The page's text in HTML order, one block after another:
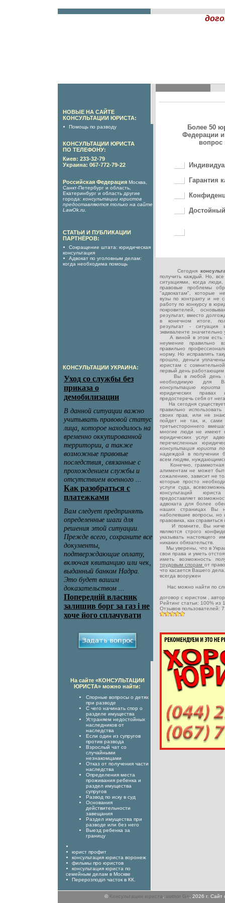
НОВЫЕ НА САЙТЕ
КОНСУЛЬТАЦИИ ЮРИСТА:
Помощь по разводу
КОНСУЛЬТАЦИИ ЮРИСТА
ПО ТЕЛЕФОНУ:
Киев: 233-32-79
Украина: 067-772-79-22
Российская Федерация Москва,
Санкт-Петербург и область,
Екатеринбург и область другие
города: консультации юристов
предоставляются только на сайте
LawOk.ru
СТАТЬИ И ПУБЛИКАЦИИ
ПАРТНЁРОВ:
Сокращение штата: юридическая
консультация
Адвокат по уголовным делам:
когда необходима помощь
КОНСУЛЬТАЦИИ УКРАИНА:
Более 50
Федерации
вопрос
Гарантия
Сегодня
получить каждый. Но,
ситуациями, когда
правовые проблемы
"адвокатам", которые
вузы по контракту и не
работу по конкурсу в
покровителей,
результат, вместо
в конечном итоге,
результат -
эквиваленте значительно
А виной в этом есть
неумение правильно
правильно
норму. Но исправлять
прошло, деньги
юристам с
первый день работающим
Вы в любой день
необходимую для
консультацию
юридических правах
предостеречь себя от
На сегодня
правильно
своих прав, или не
пойдет не так, и, сами
третьестороннего
многие люди не имеют
юридических услуг
перечисленных
консультация юриста
надеждой в получении
всем людям,
Конечно, граммотная и
алиментам не может
сожалению, зависит не
которые просто
услуги суда,
консультаций
предоставляет
адвоката для более
наших страницах Вы
наболевшие вопросы, но
правовика, как
И помните, Вы
являются строго
указывать настоящего
никаких обязательств.
Мы уверены, что в
свои права и уметь
иметь возможность
трудовым спорам от
что касается Вашего
всегда вооружен
Нас можно найти по
договор с юристом
,
Рейтинг статьи: 100% из
Отзывов пользователей: 7
На сайте «КОНСУЛЬТАЦИИ
ЮРИСТА» можно найти:
Спорные вопросы о детях
при разводе
С чего начинать спор о
разделе имущества
Устраняем недостойных
наследников от
наследства
Если один из супругов
против развода
Взрослый чат со
случайными
незнакомцами
Отказ от получения части
наследства
Определения места
проживания ребенка и
раздел имущества
супругов
Развод по иску в суд
Основания
действительности
завещания
Раздел имущества при
разводе или без него
Выезд ребенка за
границу
юрист профит
консультация юриста воронеж
фильмы про юристов
консультация юриста по
семейным делам в Москве
Перерозподіл часток в КК.
© Консультации юриста author G+ , 2026 г.